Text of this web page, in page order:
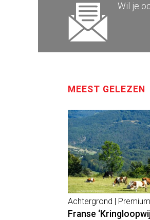
Wil je
MEEST GELEZEN
Achtergrond | Premium
Franse